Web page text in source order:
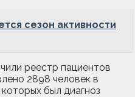
сезон активности
реестр пациентов
2898 человек в
был диагноз